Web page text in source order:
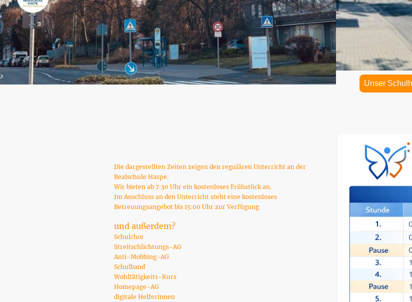
Unser
Die dargestellten Zeiten zeigen den regulären Unterricht an der
Realschule Haspe.
Wir bieten ab 7:30 Uhr ein kostenloses Frühstück an.
Im Anschluss an den Unterricht steht eine kostenloses
Betreuungsangebot bis 15:00 Uhr zur Verfügung
und außerdem?
Schulchor
Streitschlichtungs-AG
Anti-Mobbing-AG
Schulband
Wohltätigkeits-Kurs
Homepage-AG
digitale Helferinnen